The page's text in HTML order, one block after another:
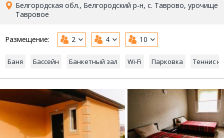
Белгородская обл., Белгородский р-н, с. Таврово, урочище
Тавровое
Размещение: 2 4 10
Баня Бассейн Банкетный зал Wi-Fi Парковка Теннис